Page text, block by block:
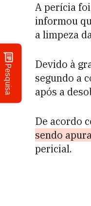
Pesquisa
A perícia
informou
a limpeza
Devido à
segundo a
após a
De acordo
sendo
pericial.